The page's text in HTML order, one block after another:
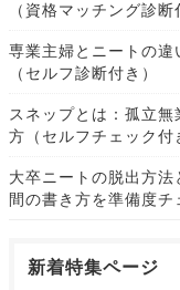
（資格マッチング診断
専業主婦とニートの
（セルフ診断付き）
スネップとは：孤立
方（セルフチェック付
大卒ニートの脱出方
間の書き方を準備度チ
新着特集ページ